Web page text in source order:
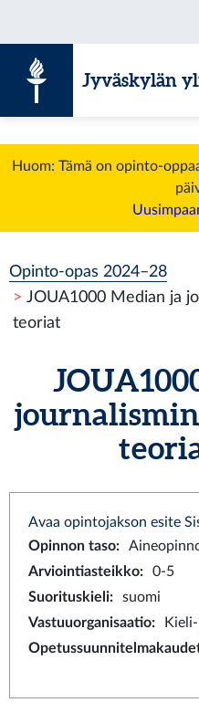
Jyväskylän
Huom: Tämä on opinto-
Opinto-opas 2024–28
JOUA1000 Median ja
teoriat
Avaa opintojakson esite
Opinnon taso:
Arviointiasteikko:
0-5
Suorituskieli:
suomi
Vastuuorganisaatio: